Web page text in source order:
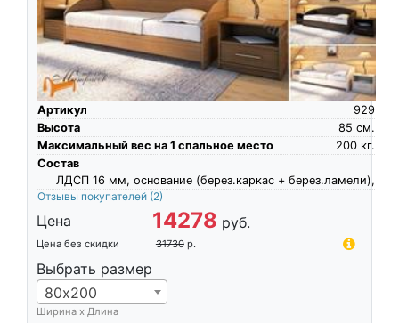
Артикул
929
Высота
см.
85
Максимальный вес на 1 спальное место
кг.
200
Состав
ЛДСП 16 мм, основание (берез.каркас + берез.ламели),
Отзывы покупателей (2)
Цена 14278 руб.
Цена без скидки 31730 р.
Выбрать размер
80х200
Ширина х Длина